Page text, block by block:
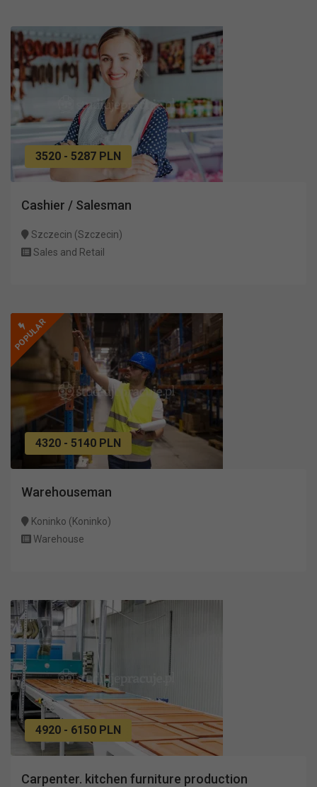
3520 - 5287 PLN
Cashier / Salesman
Szczecin (Szczecin)
Sales and Retail
POPULAR
4320 - 5140 PLN
Warehouseman
Koninko (Koninko)
Warehouse
4920 - 6150 PLN
Carpenter. kitchen furniture production